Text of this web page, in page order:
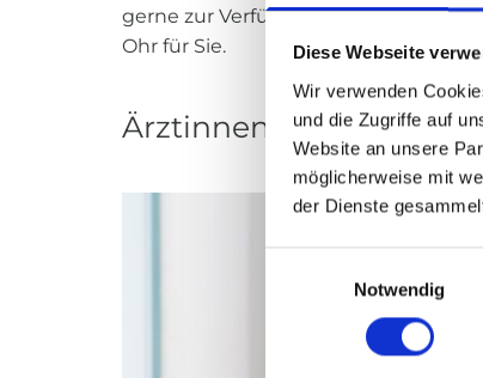
Diese Webseite
Wir verwenden
und die Zugriffe auf
Website an unsere
möglicherweise mit
der Dienste
Notwendig
gerne zur Verfügung steht. Sie
Ohr für Sie.
Ärztinnen